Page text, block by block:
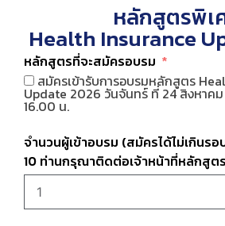
หลักสูตรพิเ
Health Insurance
หลักสูตรที่จะสมัครอบรม
สมัครเข้ารับการอบรมหลักสูตร
Update 2026 วันจันทร์ ที่ 24 สิงหาค
16.00 น.
จำนวนผู้เข้าอบรม (สมัครได้ไม่เกินร
10 ท่านกรุณาติดต่อเจ้าหน้าที่หลักสูต